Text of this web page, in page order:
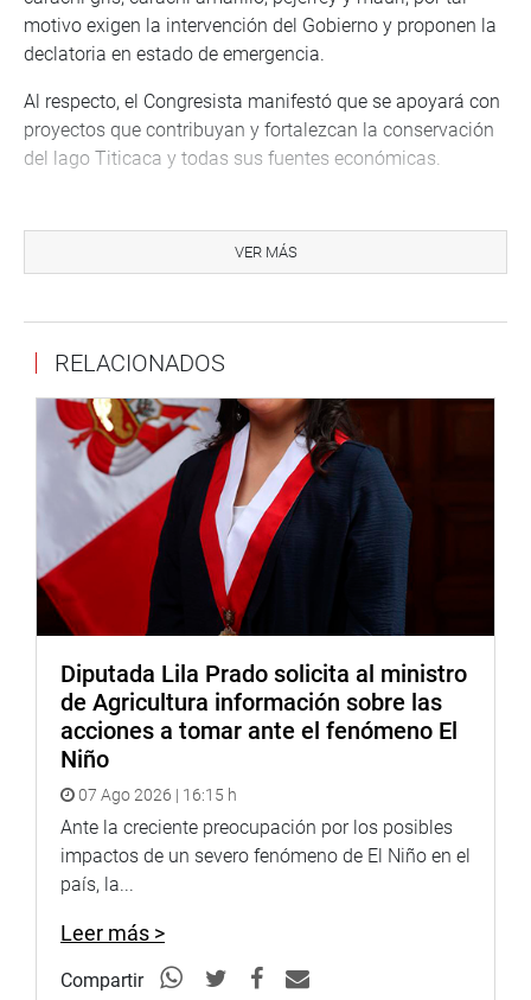
motivo exigen la intervención del Gobierno y proponen la
declatoria en estado de emergencia.
Al respecto, el Congresista manifestó que se apoyará con
proyectos que contribuyan y fortalezcan la conservación
del lago Titicaca y todas sus fuentes económicas.
Organismo de Evaluación y Fiscalización Ambiental –
OEFA Perú, un informe del trabajo respecto a la
de los representantes de Autoridad Nacional del Agua del
Perú – ANA, Proyecto Especial Binacional Lago Titicaca –
Puno – PELT , Autoridad Binacional del Lago Titicaca –
ALT, Ministerio de la Producción del Perú, funcionarios de
la Dirección Regional de la Producción-DIREPRO PUNO,
también se contó con la participación del congresista
Óscar Zea y con la directiva de la Federación de
Pescadores Artesanales – Puno.
Mesa de Trabajo para verificar los “Avances del
Licenciamiento de la UANCV”
En Juliaca, cumpliendo su labor de fiscalización el
congresista Carlos Zeballos visitó la Universidad Andina
Néstor Cáceres Velásquez, para verificar los avances del
licenciamiento bajo los estándares 1.5 de calidad.
Al respecto, el presidente de la Comisión de
Licenciamiento, Mario Ramos, manifestó que este año se
presentarán al nuevo licenciamiento para la acreditación,
Académico, Vicerrector Administrativo y miembros de la
VER MÁS
RELACIONADOS
Diputada Lila Prado solicita al ministro
de Agricultura información sobre las
acciones a tomar ante el fenómeno El
Niño
07 Ago 2026 | 16:15 h
Ante la creciente preocupación por los posibles
impactos de un severo fenómeno de El Niño en el
país, la...
Leer más >
Compartir